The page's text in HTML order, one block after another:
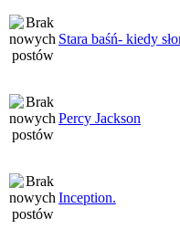
Stara baśń- kiedy
Percy Jackson
Inception.